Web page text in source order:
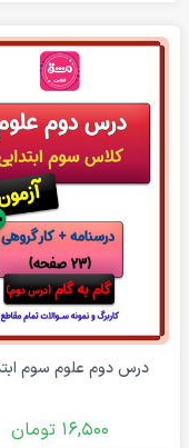
درس دوم علوم سوم
16,500 تومان